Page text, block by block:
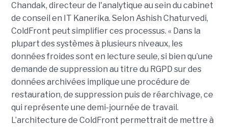
Chandak, directeur de l'analytique au sein du cabinet
de conseil en IT Kanerika. Selon Ashish Chaturvedi,
ColdFront peut simplifier ces processus. « Dans la
plupart des systèmes à plusieurs niveaux, les
données froides sont en lecture seule, si bien qu’une
demande de suppression au titre du RGPD sur des
données archivées implique une procédure de
restauration, de suppression puis de réarchivage, ce
qui représente une demi-journée de travail.
L’architecture de ColdFront permettrait de mettre à